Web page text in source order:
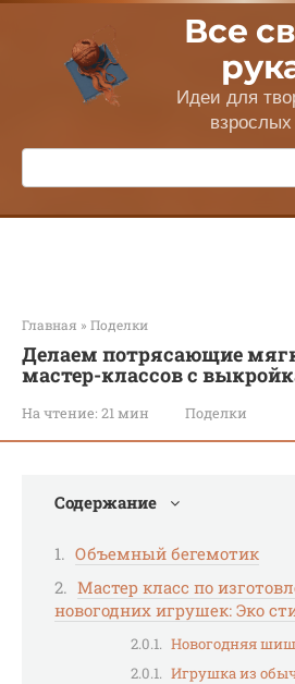
Перейти
контенту
Все
Идеи для
Поиск:
Главная » Поделки
Делаем потрясающие
мастер-классов с
На чтение: 21 мин Поделки
Содержание
Объемный бегемотик
Мастер класс по
новогодних игрушек: Эко
Новогодняя
Игрушка из